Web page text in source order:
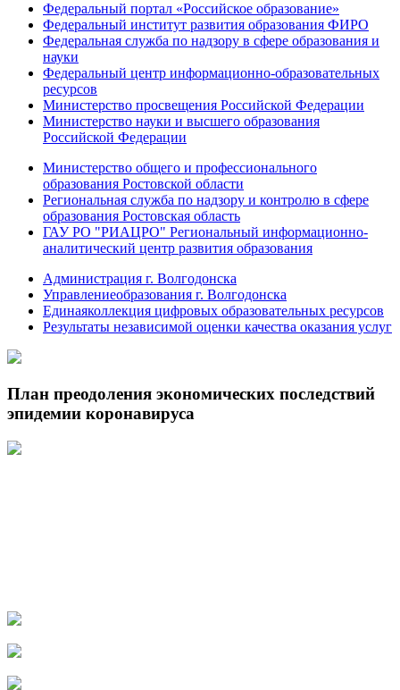
Федеральный портал «Российское образование»
Федеральный институт развития образования ФИРО
Федеральная служба по надзору в сфере образования и
науки
Федеральный центр информационно-образовательных
ресурсов
Министерство просвещения Российской Федерации
Министерство науки и высшего образования
Российской Федерации
Министерство общего и профессионального
образования Ростовской области
Региональная служба по надзору и контролю в сфере
образования Ростовская область
ГАУ РО "РИАЦРО" Региональный информационно-
аналитический центр развития образования
Администрация г. Волгодонска
Управлениеобразования г. Волгодонска
Единаяколлекция цифровых образовательных ресурсов
Результаты независимой оценки качества оказания услуг
План преодоления экономических последствий
эпидемии коронавируса